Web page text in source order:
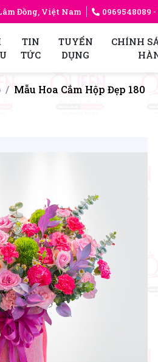
Đồng, Việt Nam 0969548089
TIN
TỨC
TUYỂN
DỤNG
CHÍNH
Mẫu Hoa Cắm Hộp Đẹp 180